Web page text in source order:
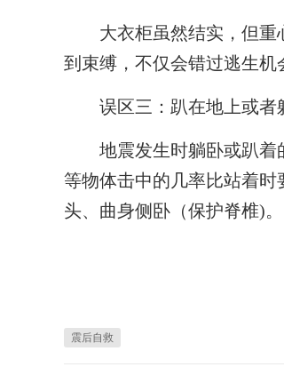
大衣柜虽然结实，但重
到束缚，不仅会错过逃生机
误区三：趴在地上或者
地震发生时躺卧或趴着
等物体击中的几率比站着
头、曲身侧卧（保护脊椎)。
震后自救